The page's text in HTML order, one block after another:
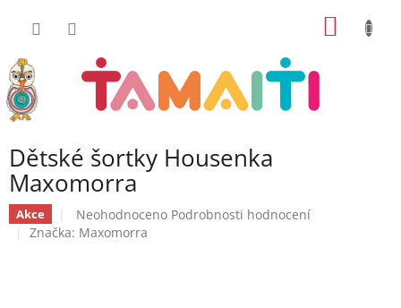
Dětské šortky Housenka
Maxomorra
Akce
Průměrné
hodnocení
Neohodnoceno Podrobnosti hodnocení
Značka: Maxomorra